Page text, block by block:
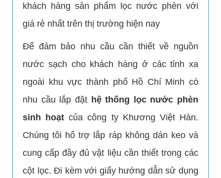
khách hàng sản phẩm lọc nước phèn với
giá rẻ nhất trên thị trường hiện nay
Để đảm bảo nhu cầu cần thiết về nguồn
nước sạch cho khách hàng ở các tỉnh xa
ngoài khu vực thành phố Hồ Chí Minh có
nhu cầu lắp đặthệ thống lọc nước phèn
sinh hoạt của công ty Khương Việt Hàn.
Chúng tôi hổ trợ lắp ráp không dán keo và
cung cấp đầy đủ vật liệu cần thiết trong các
cột lọc. Đi kèm với giấy hướng dẫn sử dụng
LẮP ĐẶT HỆ THỐNG LỌC NƯỚC GIA ĐÌNH GIÁ RẺ